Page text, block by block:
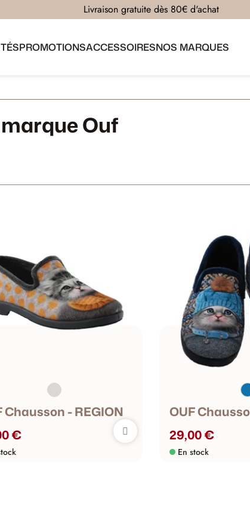
Livraison gratuite dès 80€ d'achat
PROMOTIONSACCESSOIRESNOS MARQUES
Ouf
Chausson - REGION
€
OUF
29,00 €
En stock